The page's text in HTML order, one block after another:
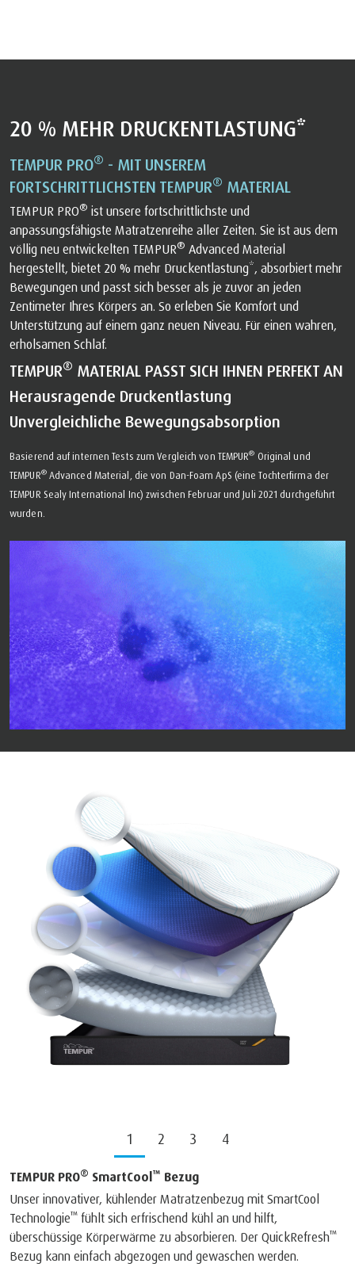
20 % MEHR DRUCKENTLASTUNG*
TEMPUR PRO® - MIT UNSEREM
FORTSCHRITTLICHSTEN TEMPUR® MATERIAL
TEMPUR PRO® ist unsere fortschrittlichste und
anpassungsfähigste Matratzenreihe aller Zeiten. Sie ist aus dem
völlig neu entwickelten TEMPUR® Advanced Material
hergestellt, bietet 20 % mehr Druckentlastung*, absorbiert mehr
Bewegungen und passt sich besser als je zuvor an jeden
Zentimeter Ihres Körpers an. So erleben Sie Komfort und
Unterstützung auf einem ganz neuen Niveau. Für einen wahren,
erholsamen Schlaf.
TEMPUR® MATERIAL PASST SICH IHNEN PERFEKT AN
Herausragende Druckentlastung
Unvergleichliche Bewegungsabsorption
Basierend auf internen Tests zum Vergleich von TEMPUR® Original und
TEMPUR®Advanced Material, die von Dan-Foam ApS (eine Tochterfirma der
TEMPUR Sealy International Inc) zwischen Februar und Juli 2021 durchgeführt
wurden.
1 2 3 4
TEMPUR PRO® SmartCool™ Bezug
Unser innovativer, kühlender Matratzenbezug mit SmartCool
Technologie™ fühlt sich erfrischend kühl an und hilft,
überschüssige Körperwärme zu absorbieren. Der QuickRefresh™
Bezug kann einfach abgezogen und gewaschen werden.